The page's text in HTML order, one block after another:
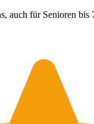
auch für Senioren bis